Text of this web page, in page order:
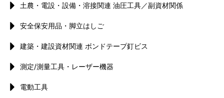
土農・電設・設備・溶接関連 油圧工具／副資材関係
安全保安用品・脚立はしご
建築・建設資材関連 ボンドテープ釘ビス
測定/測量工具・レーザー機器
電動工具